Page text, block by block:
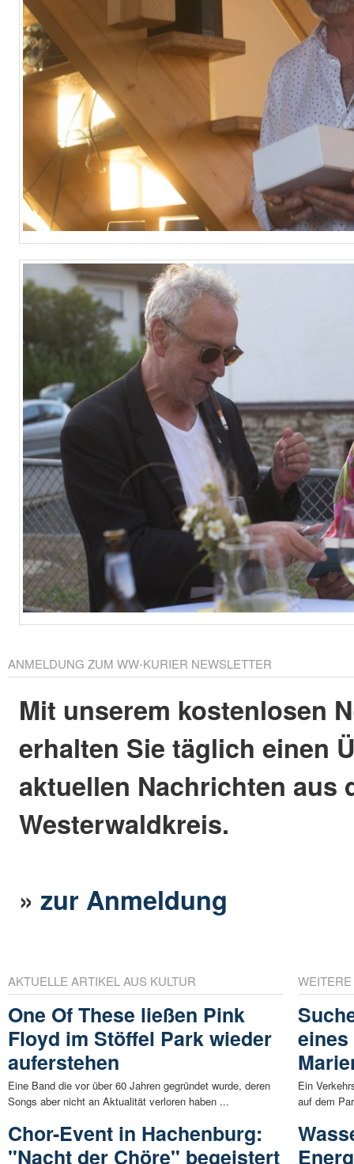
ANMELDUNG ZUM WW-KURIER NEWSLETTER
Mit unserem kostenlosen
erhalten Sie täglich einen
aktuellen Nachrichten aus
Westerwaldkreis.
»zur Anmeldung
AKTUELLE ARTIKEL AUS KULTUR
One Of These ließen Pink
Floyd im Stöffel Park wieder
auferstehen
Eine Band die vor über 60 Jahren gegründet wurde, deren
Songs aber nicht an Aktualität verloren haben ...
Chor-Event in Hachenburg:
"Nacht der Chöre" begeistert
Ein
auf dem